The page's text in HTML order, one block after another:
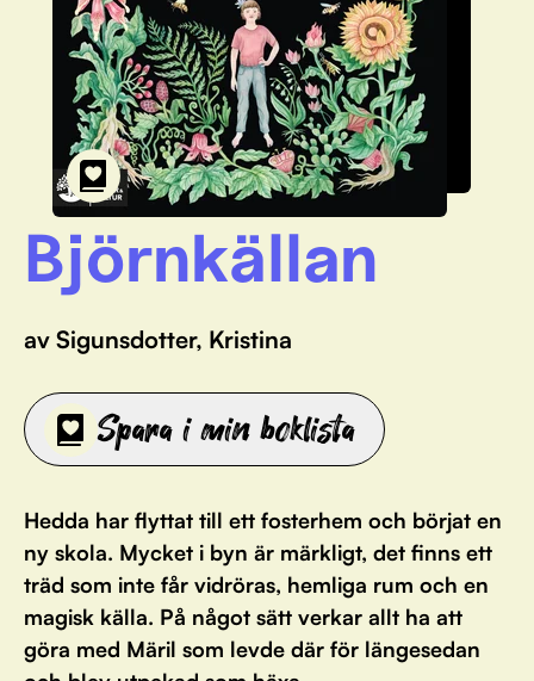
Björnkällan
av Sigunsdotter, Kristina
Spara i min boklista
Hedda har flyttat till ett fosterhem och börjat en
ny skola. Mycket i byn är märkligt, det finns ett
träd som inte får vidröras, hemliga rum och en
magisk källa. På något sätt verkar allt ha att
göra med Märil som levde där för längesedan